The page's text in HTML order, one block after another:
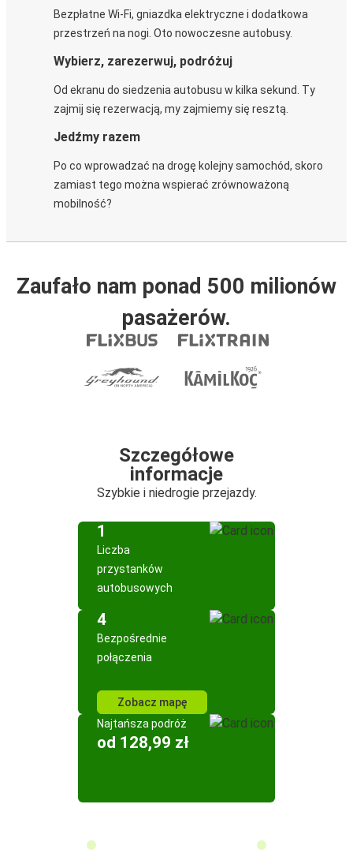
Bezpłatne Wi-Fi, gniazdka elektryczne i dodatkowa
przestrzeń na nogi. Oto nowoczesne autobusy.
Wybierz, zarezerwuj, podróżuj
Od ekranu do siedzenia autobusu w kilka sekund. Ty
zajmij się rezerwacją, my zajmiemy się resztą.
Jedźmy razem
Po co wprowadzać na drogę kolejny samochód, skoro
zamiast tego można wspierać zrównoważoną
mobilność?
Zaufało nam ponad 500 milionów
pasażerów.
Szczegółowe
informacje
Szybkie i niedrogie przejazdy.
1
Liczba
przystanków
autobusowych
4
Bezpośrednie
połączenia
Zobacz mapę
Najtańsza podróż
od 128,99 zł